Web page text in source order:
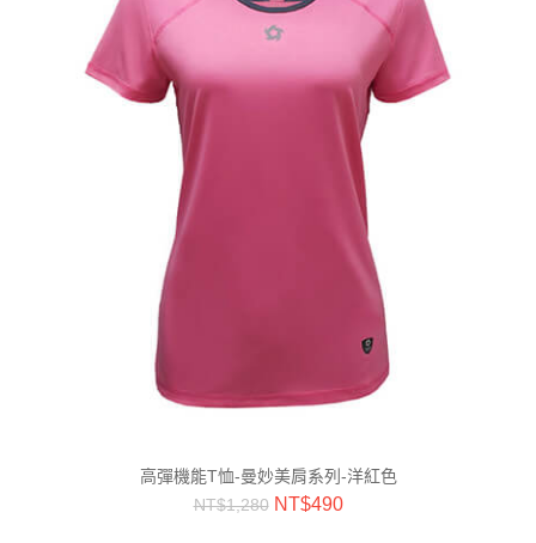
高彈機能T恤-曼妙美肩系列-洋紅色
NT$1,280 NT$490